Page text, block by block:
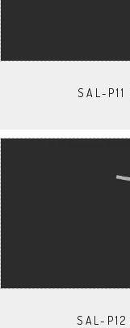
SAL-
SAL-P12